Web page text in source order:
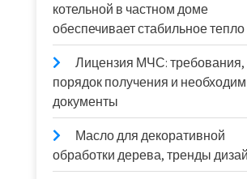
котельной в частном доме
обеспечивает стабильное тепло
Лицензия МЧС: требования,
порядок получения и
документы
Масло для декоративной
обработки дерева, тренды